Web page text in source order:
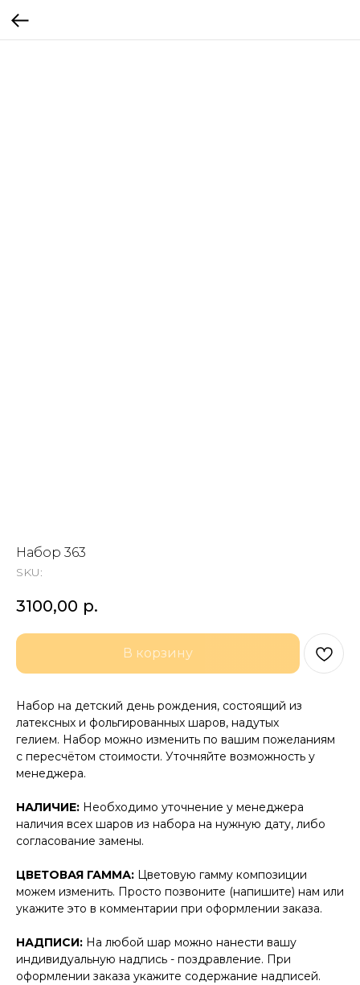
Набор 363
SKU:
3100,00 р.
В корзину
Набор на детский день рождения, состоящий из
латексных и фольгированных шаров, надутых
гелием. Набор можно изменить по вашим пожеланиям
с пересчётом стоимости. Уточняйте возможность у
менеджера.
НАЛИЧИЕ: Необходимо уточнение у менеджера
наличия всех шаров из набора на нужную дату, либо
согласование замены.
ЦВЕТОВАЯ ГАММА: Цветовую гамму композиции
можем изменить. Просто позвоните (напишите) нам или
укажите это в комментарии при оформлении заказа.
НАДПИСИ: На любой шар можно нанести вашу
индивидуальную надпись - поздравление. При
оформлении заказа укажите содержание надписей.